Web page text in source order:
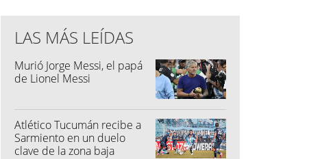
LAS MÁS LEÍDAS
Murió Jorge Messi, el papá
de Lionel Messi
Atlético Tucumán recibe a
Sarmiento en un duelo
clave de la zona baja